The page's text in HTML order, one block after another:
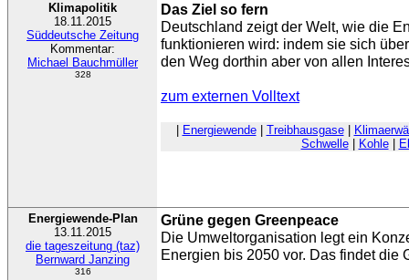
Klimapolitik
18.11.2015
Süddeutsche Zeitung
Kommentar:
Michael Bauchmüller
328
Das Ziel so fern
Deutschland zeigt der Welt, wie die
funktionieren wird: indem sie sich
den Weg dorthin aber von allen
zum externen Volltext
Energiewende| Treibhausgase|
Schwelle| Kohle|
Energiewende-Plan
13.11.2015
die tageszeitung (taz)
Bernward Janzing
316
Grüne gegen Greenpeace
Die Umweltorganisation legt ein
Energien bis 2050 vor. Das findet die